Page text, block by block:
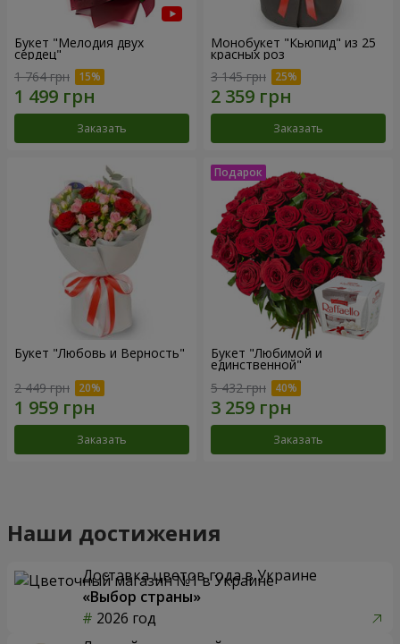
Букет "Мелодия двух
сердец"
1 764 грн
Заказать
Монобукет "Кьюпид" из 25
красных роз
3 145 грн
Заказать
Букет "Любовь и Верность"
2 449 грн
Заказать
Букет "Любимой и
единственной"
5 432 грн
Заказать
Наши достижения
Доставка цветов года в Украине
«Выбор страны»
2026 год